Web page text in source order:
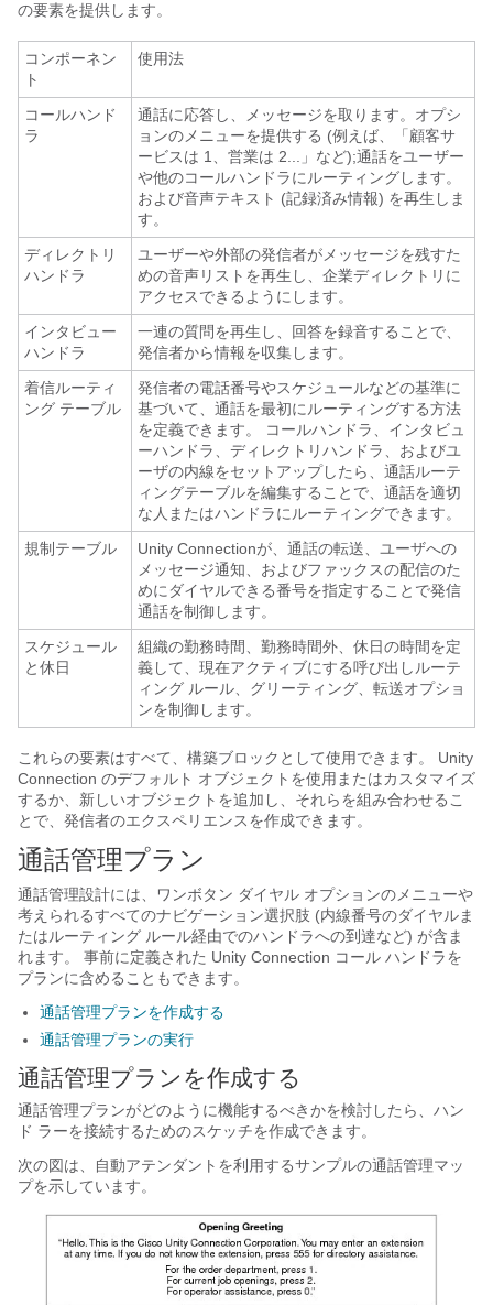
の要素を提供します。
コンポーネン
ト
使用法
コールハンド
ラ
通話に応答し、メッセージを取ります。オプシ
ョンのメニューを提供する (例えば、「顧客サ
ービスは 1、営業は 2...」など);通話をユーザー
や他のコールハンドラにルーティングします。
および音声テキスト (記録済み情報) を再生しま
す。
ディレクトリ
ハンドラ
ユーザーや外部の発信者がメッセージを残すた
めの音声リストを再生し、企業ディレクトリに
アクセスできるようにします。
インタビュー
ハンドラ
一連の質問を再生し、回答を録音することで、
発信者から情報を収集します。
着信ルーティ
ング テーブル
発信者の電話番号やスケジュールなどの基準に
基づいて、通話を最初にルーティングする方法
を定義できます。 コールハンドラ、インタビュ
ーハンドラ、ディレクトリハンドラ、およびユ
ーザの内線をセットアップしたら、通話ルーテ
ィングテーブルを編集することで、通話を適切
な人またはハンドラにルーティングできます。
規制テーブル
Unity Connectionが、通話の転送、ユーザへの
メッセージ通知、およびファックスの配信のた
めにダイヤルできる番号を指定することで発信
通話を制御します。
スケジュール
と休日
組織の勤務時間、勤務時間外、休日の時間を定
義して、現在アクティブにする呼び出しルーテ
ィング ルール、グリーティング、転送オプショ
ンを制御します。
これらの要素はすべて、構築ブロックとして使用できます。 Unity
Connection のデフォルト オブジェクトを使用またはカスタマイズ
するか、新しいオブジェクトを追加し、それらを組み合わせるこ
とで、発信者のエクスペリエンスを作成できます。
通話管理プラン
通話管理設計には、ワンボタン ダイヤル オプションのメニューや
考えられるすべてのナビゲーション選択肢 (内線番号のダイヤルま
たはルーティング ルール経由でのハンドラへの到達など) が含ま
れます。 事前に定義された Unity Connection コール ハンドラを
プランに含めることもできます。
通話管理プランを作成する
通話管理プランの実行
通話管理プランを作成する
通話管理プランがどのように機能するべきかを検討したら、ハン
ド ラーを接続するためのスケッチを作成できます。
次の図は、自動アテンダントを利用するサンプルの通話管理マッ
プを示しています。